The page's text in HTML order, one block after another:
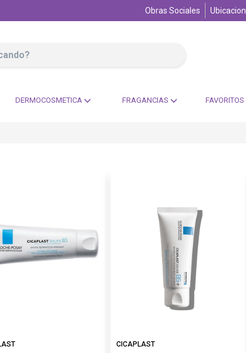
Obras Sociales Ubicacion
DERMOCOSMETICA FRAGANCIAS FAVORITOS
CICAPLAST